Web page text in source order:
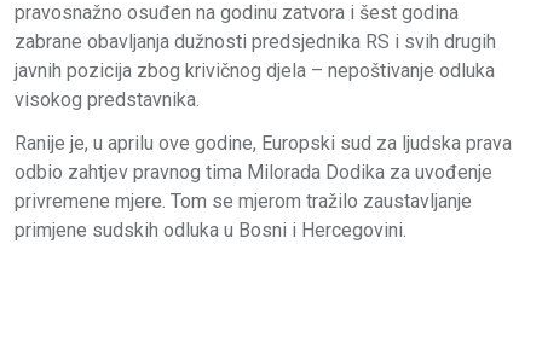
pravosnažno osuđen na godinu zatvora i šest godina
zabrane obavljanja dužnosti predsjednika RS i svih drugih
javnih pozicija zbog krivičnog djela – nepoštivanje odluka
visokog predstavnika.
Ranije je, u aprilu ove godine, Europski sud za ljudska prava
odbio zahtjev pravnog tima Milorada Dodika za uvođenje
privremene mjere. Tom se mjerom tražilo zaustavljanje
primjene sudskih odluka u Bosni i Hercegovini.